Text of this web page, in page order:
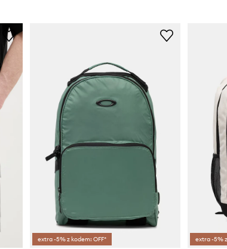
extra -5% z kodem: OFF* extra -5%